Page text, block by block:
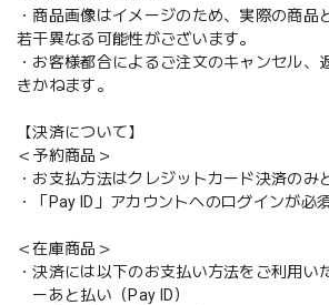
・商品画像はイメージのため、実際の商品
若干異なる可能性がございます。
・お客様都合によるご注文のキャンセル、
きかねます。
【決済について】
＜予約商品＞
・お支払方法はクレジットカード決済のみ
・「Pay ID」アカウントへのログインが必
＜在庫商品＞
・決済には以下のお支払い方法をご利用い
ーあと払い（Pay ID）